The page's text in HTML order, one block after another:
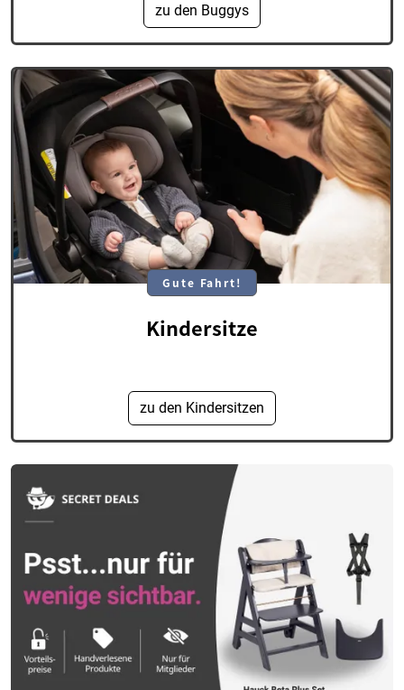
zu den Buggys
Kindersitze
zu den Kindersitzen
Gute Fahrt!